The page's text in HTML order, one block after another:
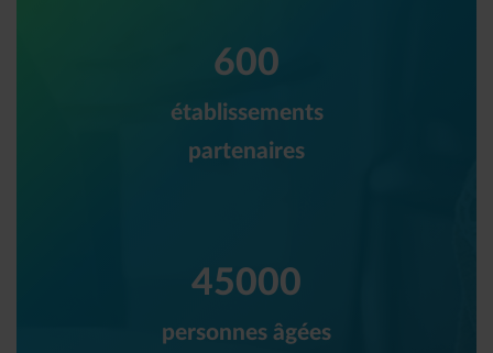
600
établissements
partenaires
45000
personnes âgées